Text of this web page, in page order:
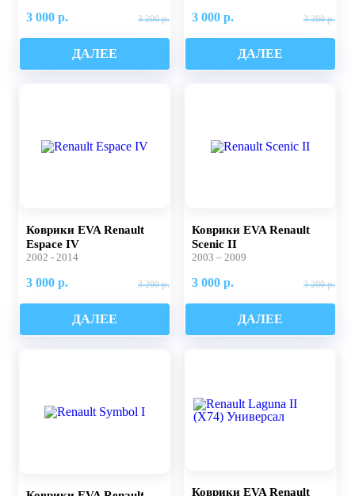
3 000 р. 3 200 р.
ДАЛЕЕ
3 000 р. 3 200 р.
ДАЛЕЕ
Коврики EVA Renault
Espace IV
2002 - 2014
3 000 р. 3 200 р.
ДАЛЕЕ
Коврики EVA Renault
Scenic II
2003 – 2009
3 000 р. 3 200 р.
ДАЛЕЕ
Коврики EVA Renault